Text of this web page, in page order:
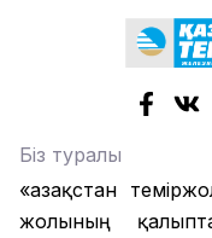
Біз туралы
«Қазақстан
жолының